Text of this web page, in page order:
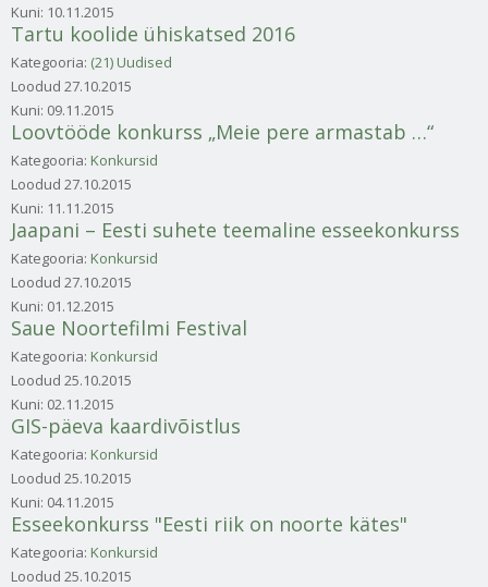
Kuni: 10.11.2015
Tartu koolide ühiskatsed 2016
Kategooria: (21) Uudised
Loodud 27.10.2015
Kuni: 09.11.2015
Loovtööde konkurss „Meie pere armastab …“
Kategooria: Konkursid
Loodud 27.10.2015
Kuni: 11.11.2015
Jaapani – Eesti suhete teemaline esseekonkurss
Kategooria: Konkursid
Loodud 27.10.2015
Kuni: 01.12.2015
Saue Noortefilmi Festival
Kategooria: Konkursid
Loodud 25.10.2015
Kuni: 02.11.2015
GIS-päeva kaardivõistlus
Kategooria: Konkursid
Loodud 25.10.2015
Kuni: 04.11.2015
Esseekonkurss "Eesti riik on noorte kätes"
Kategooria: Konkursid
Loodud 25.10.2015